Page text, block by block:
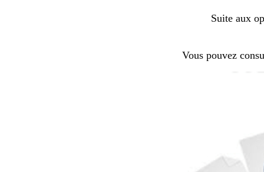
Suite aux
Vous pouvez